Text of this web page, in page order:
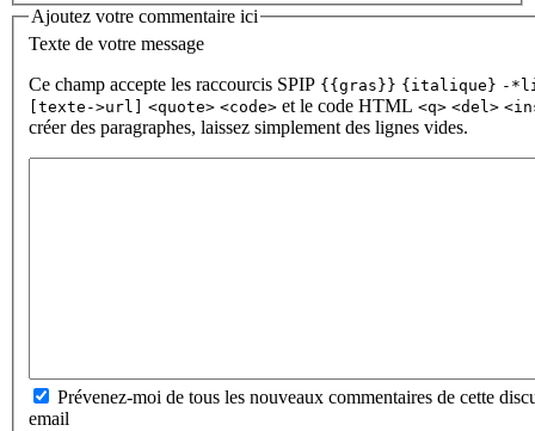
Ajoutez votre commentaire ici
Texte de votre message
Ce champ accepte les raccourcis SPIP {{gras}} {italique} -
[texte->url]
<quote> <code> et le code HTML <q> <del>
créer des paragraphes, laissez simplement des lignes vides.
Prévenez-moi de tous les nouveaux commentaires de cette
email